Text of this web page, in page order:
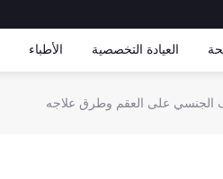
العیادة التخصصیة الأطباء
الجنسي على العقم وطرق علاجه